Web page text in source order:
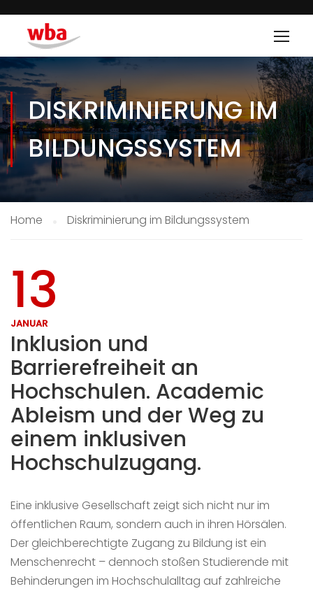
DISKRIMINIERUNG IM
BILDUNGSSYSTEM
Home Diskriminierung im Bildungssystem
13
JANUAR
Inklusion und
Barrierefreiheit an
Hochschulen. Academic
Ableism und der Weg zu
einem inklusiven
Hochschulzugang.
Eine inklusive Gesellschaft zeigt sich nicht nur im
öffentlichen Raum, sondern auch in ihren Hörsälen.
Der gleichberechtigte Zugang zu Bildung ist ein
Menschenrecht – dennoch stoßen Studierende mit
Behinderungen im Hochschulalltag auf zahlreiche